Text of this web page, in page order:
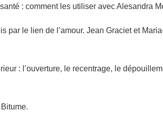
: comment les utiliser avec Alesandra
par le lien de l’amour. Jean Graciet et
: l’ouverture, le recentrage, le